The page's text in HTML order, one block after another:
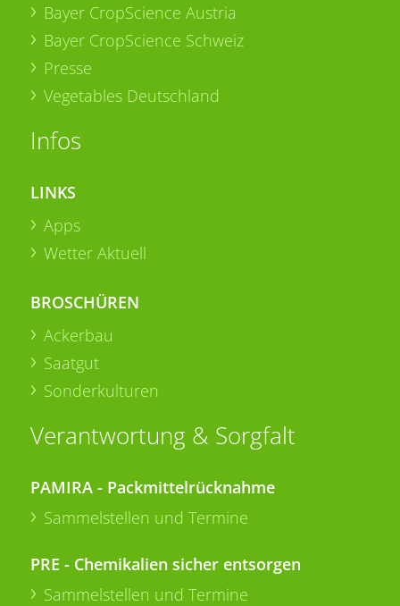
Bayer CropScience Austria
Bayer CropScience Schweiz
Presse
Vegetables Deutschland
Infos
LINKS
Apps
Wetter Aktuell
BROSCHÜREN
Ackerbau
Saatgut
Sonderkulturen
Verantwortung & Sorgfalt
PAMIRA - Packmittelrücknahme
Sammelstellen und Termine
PRE - Chemikalien sicher entsorgen
Sammelstellen und Termine